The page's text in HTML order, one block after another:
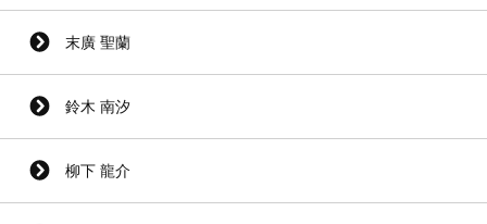
末廣 聖蘭
鈴木 南汐
柳下 龍介